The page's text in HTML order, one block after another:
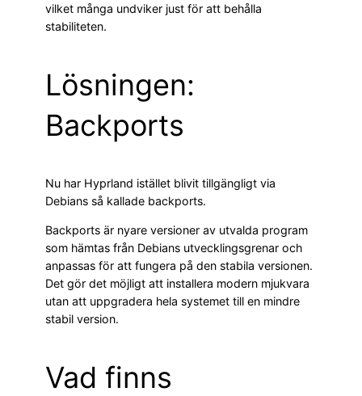
vilket många undviker just för att behålla
stabiliteten.
Lösningen:
Backports
Nu har Hyprland istället blivit tillgängligt via
Debians så kallade backports.
Backports är nyare versioner av utvalda program
som hämtas från Debians utvecklingsgrenar och
anpassas för att fungera på den stabila versionen.
Det gör det möjligt att installera modern mjukvara
utan att uppgradera hela systemet till en mindre
stabil version.
Vad finns